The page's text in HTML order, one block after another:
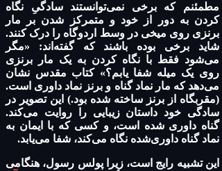
مطمئنم که برخی نمی‌توانستند سادگیِ نگاه
کردن به دور از خود و متمرکز شدن بر مار
برنزی روی میخی در وسط اردوگاه را درک کنند.
شاید برخی بوده باشند که گفته‌اند: «مگر
می‌شود فقط با نگاه کردن به یک مار برنزی
روی یک میله شفا یابم؟» کتاب مقدس نشان
می‌دهد که مار نماد گناه و برنز نماد داوری است.
(مقربگاه از برنز ساخته شده بود.) این تصویر در
سادگی خود داستان زیبایی را روایت می‌کند.
گناه داوری شده است، و کسی که با ایمان به
نماد گناه داوری‌شده نگاه می‌کند، شفا می‌یابد.
این تشبیه رایج است، زیرا پولس رسول، هنگامی